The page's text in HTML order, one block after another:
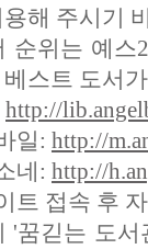
용해 주시기
순위는 예스
베스트 도서
http://
일: http://
네: http://
트 접속 후
'꿈긷는 도